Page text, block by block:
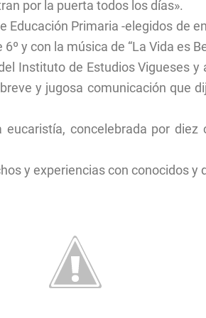
por la puerta todos los días».
Educación Primaria -elegidos de
y con la música de “La Vida es
Instituto de Estudios Vigueses y
y jugosa comunicación que
concelebrada por
y experiencias con conocidos y